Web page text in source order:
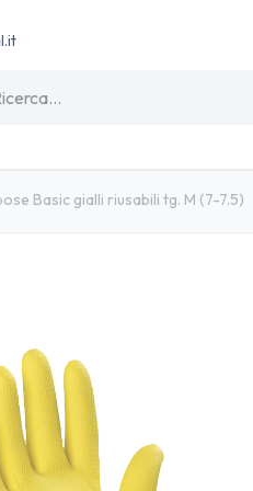
Basic gialli riusabili tg. M (7-7.5)